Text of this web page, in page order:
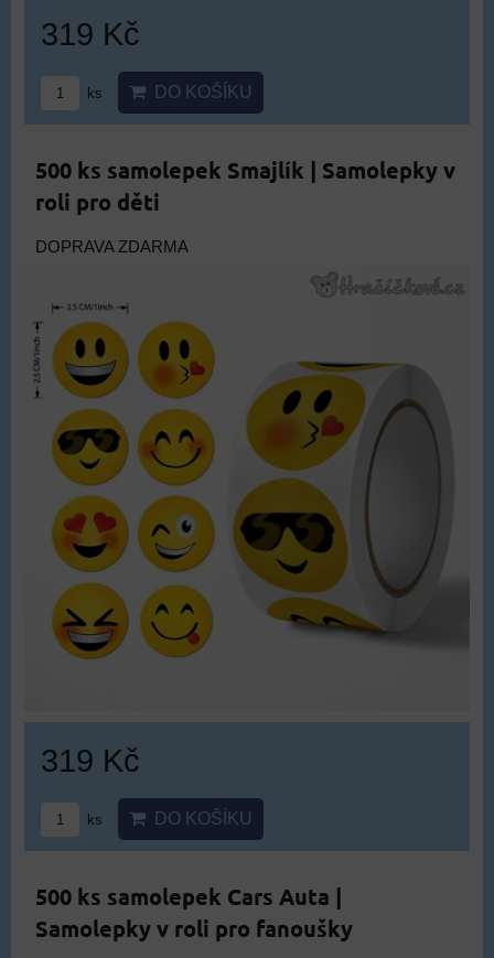
319 Kč
ks DO KOŠÍKU
500 ks samolepek Smajlík | Samolepky v
roli pro děti
DOPRAVA ZDARMA
319 Kč
ks DO KOŠÍKU
500 ks samolepek Cars Auta |
Samolepky v roli pro fanoušky